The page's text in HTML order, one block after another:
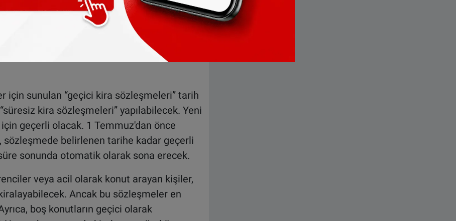
en fazla 36,60 euro ekstra kira yardımı
Vergi Dairesi’nin
proefberekening
için sunulan “geçici kira sözleşmeleri” tarih
kira sözleşmeleri” yapılabilecek. Yeni
geçerli olacak. 1 Temmuz'dan önce
belirlenen tarihe kadar geçerli
sonunda otomatik olarak sona erecek.
veya acil olarak konut arayan kişiler,
Ancak bu sözleşmeler en
boş konutların geçici olarak